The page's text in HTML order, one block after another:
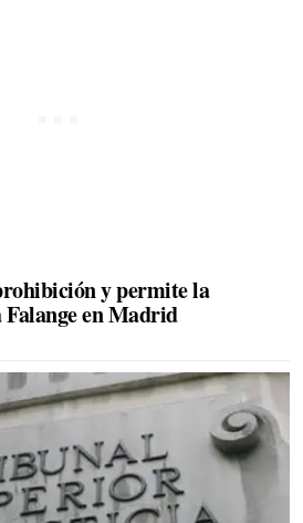
y permite la
en Madrid